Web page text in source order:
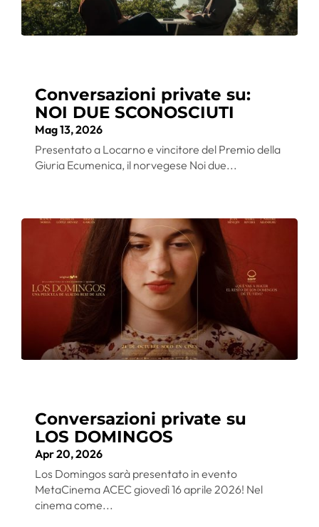
Conversazioni private su:
NOI DUE SCONOSCIUTI
Mag 13, 2026
Presentato a Locarno e vincitore del Premio della
Giuria Ecumenica, il norvegese Noi due...
Conversazioni private su
LOS DOMINGOS
Apr 20, 2026
Los Domingos sarà presentato in evento
MetaCinema ACEC giovedì 16 aprile 2026! Nel
cinema come...